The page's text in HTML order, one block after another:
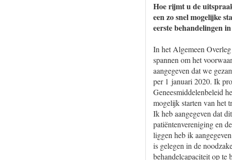
Hoe rijmt u de
een zo snel mogelijke
eerste behandelingen
In het Algemeen
spannen om het
aangegeven dat we
per 1 januari 2020. Ik
Geneesmiddelenbeleid
mogelijk starten van het
Ik heb aangegeven dat
patiëntenvereniging en
liggen heb ik
is gelegen in de
behandelcapaciteit op te